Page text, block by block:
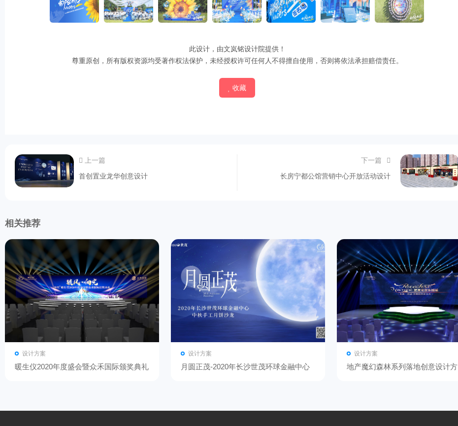
此设计，由文岚铭设计院提供！
尊重原创，所有版权资源均受著作权法保护，未经授权许可任何人不得擅自使用，否则将依法承担赔偿责任。
收藏
上一篇
首创置业龙华创意设计
下一篇
长房宁都公馆营销中心开放活动设计
相关推荐
设计方案
暖生仪2020年度盛会暨众禾国际颁奖典礼
设计方案
月圆正茂-2020年长沙世茂环球金融中心
设计方案
地产魔幻森林系列落地创意设计方